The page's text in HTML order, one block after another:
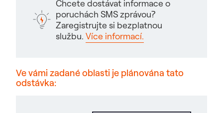
Chcete dostávat informace o
poruchách SMS zprávou?
Zaregistrujte si bezplatnou
službu. Více informací.
Ve vámi zadané oblasti je plánována tato
odstávka: